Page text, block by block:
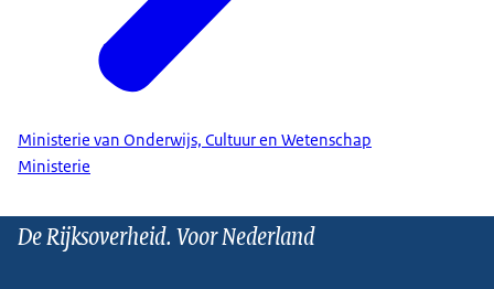
Ministerie van Onderwijs, Cultuur en Wetenschap
Ministerie
De Rijksoverheid. Voor Nederland